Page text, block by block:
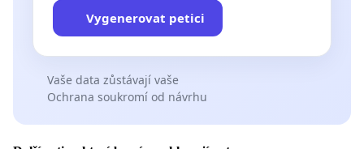
Vygenerovat petici
Vaše data zůstávají vaše
Ochrana soukromí od návrhu